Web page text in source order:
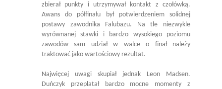
zbierał punkty i utrzymywał kontakt z czołówką.
Awans do półfinału był potwierdzeniem solidnej
postawy zawodnika Falubazu. Na tle niezwykle
wyrównanej stawki i bardzo wysokiego poziomu
zawodów sam udział w walce o finał należy
traktować jako wartościowy rezultat.
Najwięcej uwagi skupiał jednak Leon Madsen.
Duńczyk przeplatał bardzo mocne momenty z